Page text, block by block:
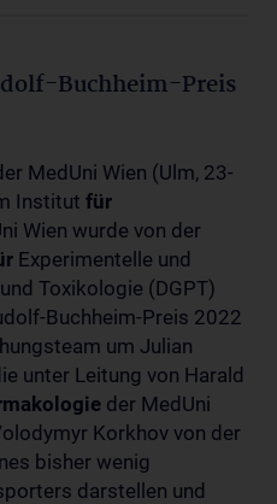
Buchheim-Preis
MedUni Wien (Ulm, 23-
Institut für
Wien wurde von der
Experimentelle und
und Toxikologie (DGPT)
Buchheim-Preis 2022
um Julian
unter Leitung von Harald
der MedUni
Korkhov von der
bisher wenig
darstellen und